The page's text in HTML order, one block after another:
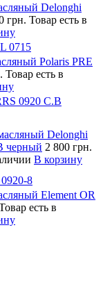
Delonghi
грн. Товар есть в
0715
Polaris PRE
Товар есть в
0920 C.B
Delonghi
черный 2 800 грн.
В корзину
8
Element OR
есть в